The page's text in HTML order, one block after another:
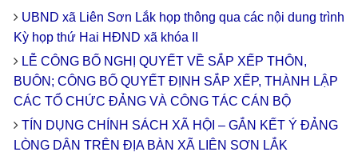
UBND xã Liên Sơn Lắk họp thông qua các nội dung trình
Kỳ họp thứ Hai HĐND xã khóa II
LỄ CÔNG BỐ NGHỊ QUYẾT VỀ SẮP XẾP THÔN,
BUÔN; CÔNG BỐ QUYẾT ĐỊNH SẮP XẾP, THÀNH LẬP
CÁC TỔ CHỨC ĐẢNG VÀ CÔNG TÁC CÁN BỘ
TÍN DỤNG CHÍNH SÁCH XÃ HỘI – GẮN KẾT Ý ĐẢNG
LÒNG DÂN TRÊN ĐỊA BÀN XÃ LIÊN SƠN LẮK